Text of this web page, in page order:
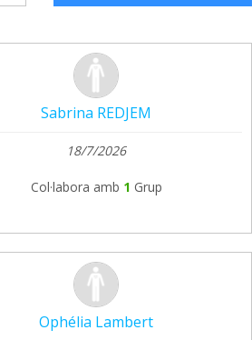
Sabrina REDJEM
18/7/2026
Col·labora amb 1 Grup
Ophélia Lambert